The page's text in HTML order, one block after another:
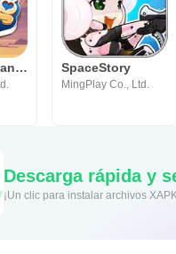
MingPlay_ShanKoeMee, BooGyi SpaceStory
MingPlay Co., Ltd.
Descarga rápida y
¡Un clic para instalar archivos